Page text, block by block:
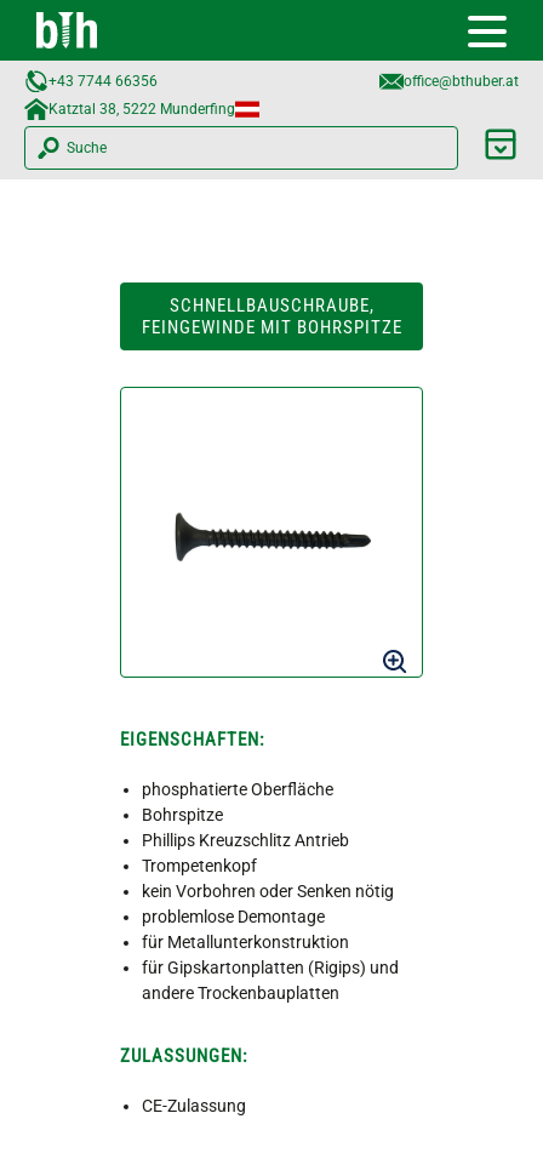
+43 7744 66356
office@bthuber.at​
Katztal 38, 5222 Munderfing
Suche
SCHNELLBAUSCHRAUBE,
FEINGEWINDE MIT BOHRSPITZE
EIGENSCHAFTEN:
phosphatierte Oberfläche
Bohrspitze
Phillips Kreuzschlitz Antrieb
Trompetenkopf
kein Vorbohren oder Senken nötig
problemlose Demontage
für Metallunterkonstruktion
für Gipskartonplatten (Rigips) und
andere Trockenbauplatten
ZULASSUNGEN:
CE-Zulassung